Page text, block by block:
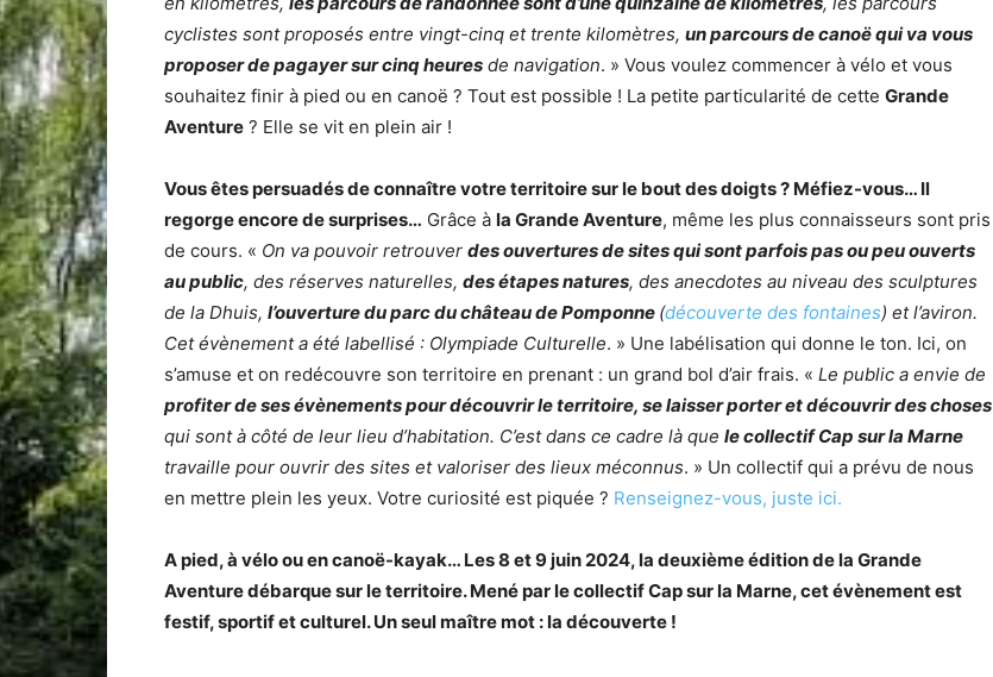
cyclistes sont proposés entre vingt-cinq et trente kilomètres, un parcours de canoë qui va vous
proposer de pagayer sur cinq heures de navigation. » Vous voulez commencer à vélo et vous
souhaitez finir à pied ou en canoë ? Tout est possible ! La petite particularité de cette Grande
Aventure ? Elle se vit en plein air !
Vous êtes persuadés de connaître votre territoire sur le bout des doigts ? Méfiez-vous… Il
regorge encore de surprises… Grâce à la Grande Aventure, même les plus connaisseurs sont pris
de cours. « On va pouvoir retrouver des ouvertures de sites qui sont parfois pas ou peu ouverts
au public, des réserves naturelles, des étapes natures, des anecdotes au niveau des sculptures
de la Dhuis, l’ouverture du parc du château de Pomponne (découverte des fontaines) et l’aviron.
Cet évènement a été labellisé : Olympiade Culturelle. » Une labélisation qui donne le ton. Ici, on
s’amuse et on redécouvre son territoire en prenant : un grand bol d’air frais. « Le public a envie de
profiter de ses évènements pour découvrir le territoire, se laisser porter et découvrir des choses
qui sont à côté de leur lieu d’habitation. C’est dans ce cadre là que le collectif Cap sur la Marne
travaille pour ouvrir des sites et valoriser des lieux méconnus. » Un collectif qui a prévu de nous
en mettre plein les yeux. Votre curiosité est piquée ? Renseignez-vous, juste ici.
A pied, à vélo ou en canoë-kayak… Les 8 et 9 juin 2024, la deuxième édition de la Grande
Aventure débarque sur le territoire. Mené par le collectif Cap sur la Marne, cet évènement est
festif, sportif et culturel. Un seul maître mot : la découverte !